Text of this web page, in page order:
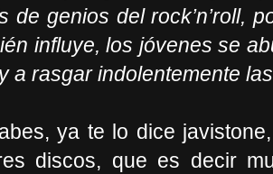
de genios del rock’n’roll,
influye, los jóvenes se
a rasgar indolentemente
ya te lo dice
discos, que es decir